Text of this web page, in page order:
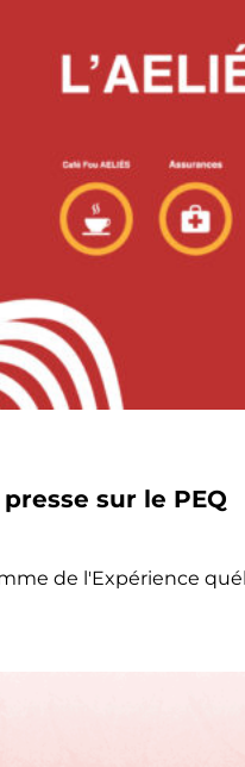
sur le PEQ
de l'Expérience